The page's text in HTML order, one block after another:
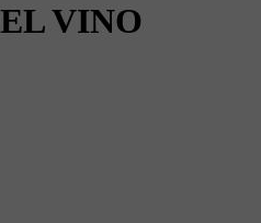
VINO